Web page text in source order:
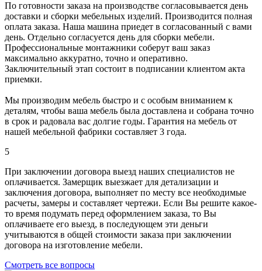
По готовности заказа на производстве согласовывается день
доставки и сборки мебельных изделий. Производится полная
оплата заказа. Наша машина приедет в согласованный с вами
день. Отдельно согласуется день для сборки мебели.
Профессиональные монтажники соберут ваш заказ
максимально аккуратно, точно и оперативно.
Заключительный этап состоит в подписании клиентом акта
приемки.
Мы производим мебель быстро и с особым вниманием к
деталям, чтобы ваша мебель была доставлена и собрана точно
в срок и радовала вас долгие годы. Гарантия на мебель от
нашей мебельной фабрики составляет 3 года.
5
При заключении договора выезд наших специалистов не
оплачивается. Замерщик выезжает для детализации и
заключения договора, выполняет по месту все необходимые
расчеты, замеры и составляет чертежи. Если Вы решите какое-
то время подумать перед оформлением заказа, то Вы
оплачиваете его выезд, в последующем эти деньги
учитываются в общей стоимости заказа при заключении
договора на изготовление мебели.
Смотреть все вопросы